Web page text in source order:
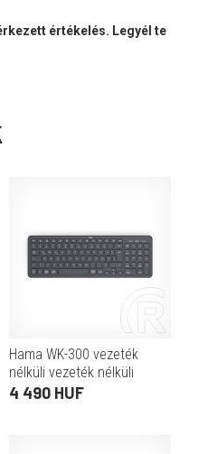
értékelés. Legyél te
Hama WK-300 vezeték
nélküli vezeték nélküli
billentyűzet (HU, Bluetooth,
4 490 HUF